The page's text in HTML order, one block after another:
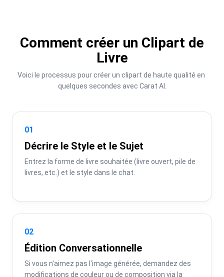
Comment créer un Clipart de
Livre
Voici le processus pour créer un clipart de haute qualité en
quelques secondes avec Carat AI.
01
Décrire le Style et le Sujet
Entrez la forme de livre souhaitée (livre ouvert, pile de
livres, etc.) et le style dans le chat.
02
Édition Conversationnelle
Si vous n'aimez pas l'image générée, demandez des
modifications de couleur ou de composition via la